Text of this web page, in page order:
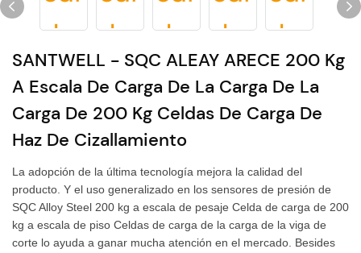
SANTWELL - SQC ALEAY ARECE 200 Kg
A Escala De Carga De La Carga De La
Carga De 200 Kg Celdas De Carga De
Haz De Cizallamiento
La adopción de la última tecnología mejora la calidad del
producto. Y el uso generalizado en los sensores de presión de
SQC Alloy Steel 200 kg a escala de pesaje Celda de carga de 200
kg a escala de piso Celdas de carga de la carga de la viga de
corte lo ayuda a ganar mucha atención en el mercado. Besides